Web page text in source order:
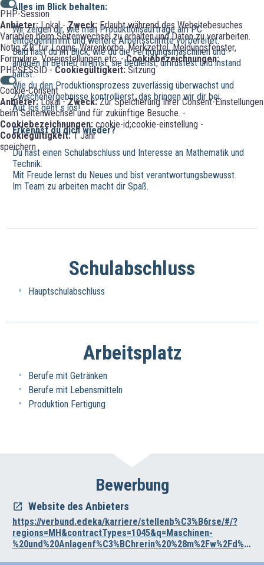
PHP-Session
Anbieter:Lokal -Zweck: Erlaubt während des Websitebesuches
Variablen beim Seitenwechsel zu erhalten und Daten zu verarbeiten.
Nötig z.B. für Logins, Warenkörbe, Merkzettel, Meldungsfenster,
Formulare, Voreinstellungen etc. -Cookiebezeichnungen:
PHPSESSID - Cookiegültigkeit: Sitzung
Cookie-Consent
Anbieter:Lokal -Zweck:Zur Speicherung Ihrer Consent-Einstellungen
beim Seitenwechsel und für zukünftige Besuche. -
Cookiebezeichnungen: cookie-id;cookie-einstellung -
Cookiegültigkeit:1 Jahr
speichern
Alles im Blick behalten:
Wir zeigen dir, wie man Produktionsaufträge am PC
entgegennimmt und weitere Arbeitsschritte vorbereitet.
Bald hast du im Blick, wie du die Fertigungsmaschinen und -
anlagen in Betrieb nimmst, sie bedienst, umrüstest und instand
hältst.
Wie du den Produktionsprozess zuverlässig überwachst und
Zwischenergebnisse kontrollierst, das bringen wir dir bei.
Auf los geht´s los!
Erkennst du dich wieder?
Du hast einen Schulabschluss und Interesse an Mathematik und
Technik.
Mit Freude lernst du Neues und bist verantwortungsbewusst.
Im Team zu arbeiten macht dir Spaß.
Schulabschluss
Hauptschulabschluss
Arbeitsplatz
Berufe mit Getränken
Berufe mit Lebensmitteln
Produktion Fertigung
Bewerbung
Website des Anbieters
https://verbund.edeka/karriere/stellenb%C3%B6rse/#/?
regions=MH&contractTypes=1045&q=Maschinen-
%20und%20Anlagenf%C3%BChrerin%20%28m%2Fw%2Fd%29